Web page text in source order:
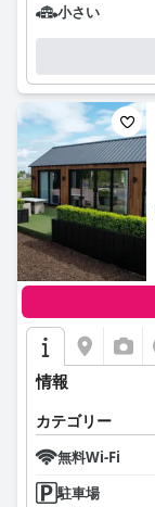
小さい
情報
カテゴリー
無料Wi-Fi
駐車場